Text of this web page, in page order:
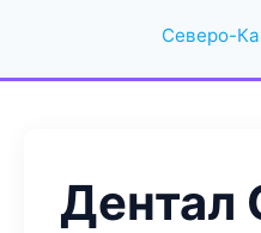
Северо-
Дентал